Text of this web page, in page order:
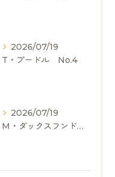
2026/07/19
T・プードル No.4
2026/07/19
M・ダックスフンド、ヨークシャーテリア、ペキニーズ、ポメラニアン